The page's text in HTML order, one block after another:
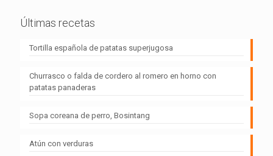
Últimas recetas
Tortilla española de patatas superjugosa
Churrasco o falda de cordero al romero en horno con
patatas panaderas
Sopa coreana de perro, Bosintang
Atún con verduras